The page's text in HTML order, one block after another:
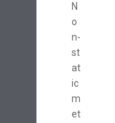
N
o
n-
st
at
ic
m
et